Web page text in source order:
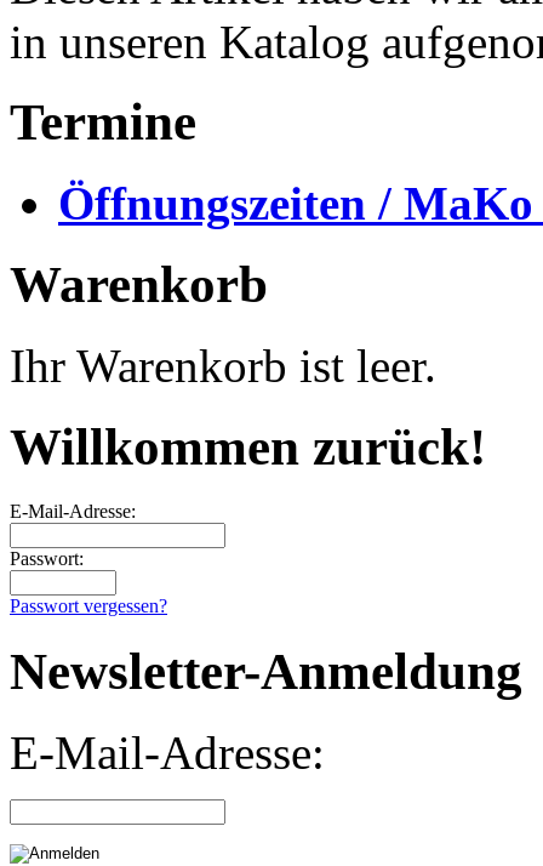
in unseren Katalog
Termine
Öffnungszeiten /
Warenkorb
Ihr Warenkorb ist leer.
Willkommen zurück!
E-Mail-Adresse:
Passwort:
Passwort vergessen?
Newsletter-Anmeldung
E-Mail-Adresse: